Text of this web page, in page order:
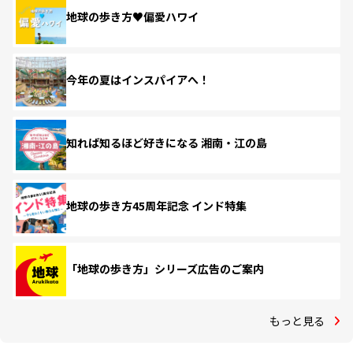
地球の歩き方♥偏愛ハワイ
今年の夏はインスパイアへ！
知れば知るほど好きになる 湘南・江の島
地球の歩き方45周年記念 インド特集
「地球の歩き方」シリーズ広告のご案内
もっと見る